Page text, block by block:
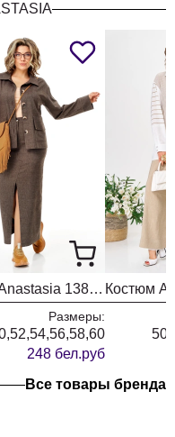
Костюм Anastasia 1384 шоколад
Размеры:
248 бел.руб
Все товары бренда